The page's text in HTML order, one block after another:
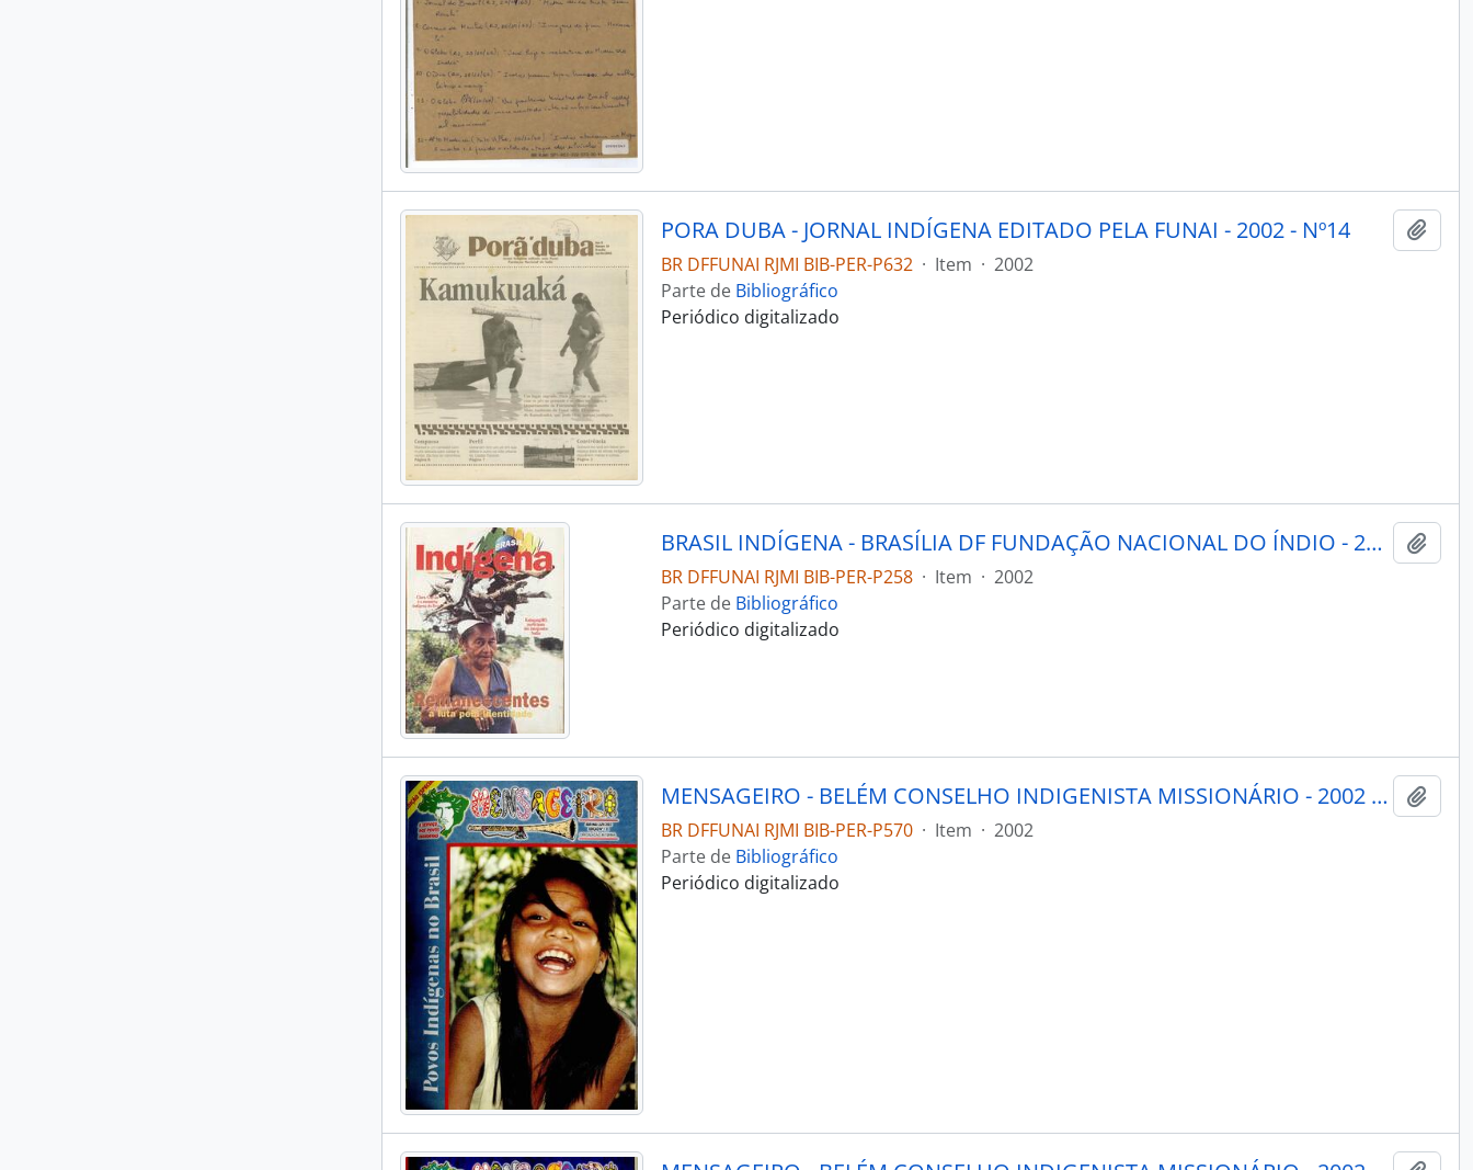
PORA DUBA - JORNAL INDÍGENA EDITADO PELA FUNAI - 2002 - Nº14
BR DFFUNAI RJMI BIB-PER-P632 · Item · 2002
Parte de Bibliográfico
Periódico digitalizado
BRASIL INDÍGENA - BRASÍLIA DF FUNDAÇÃO NACIONAL DO ÍNDIO - 2002 - Nº10
BR DFFUNAI RJMI BIB-PER-P258 · Item · 2002
Parte de Bibliográfico
Periódico digitalizado
MENSAGEIRO - BELÉM CONSELHO INDIGENISTA MISSIONÁRIO - 2002 - Nº133
BR DFFUNAI RJMI BIB-PER-P570 · Item · 2002
Parte de Bibliográfico
Periódico digitalizado